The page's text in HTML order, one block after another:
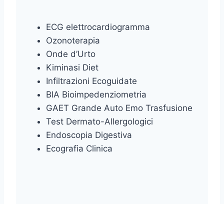
ECG elettrocardiogramma
Ozonoterapia
Onde d’Urto
Kiminasi Diet
Infiltrazioni Ecoguidate
BIA Bioimpedenziometria
GAET Grande Auto Emo Trasfusione
Test Dermato-Allergologici
Endoscopia Digestiva
Ecografia Clinica